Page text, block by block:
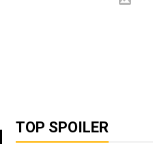
TOP SPOILER